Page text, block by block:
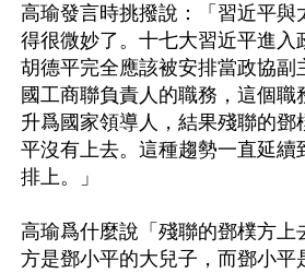
高瑜發言時挑撥說：「習近平與
得很微妙了。十七大習近平進入
胡德平完全應該被安排當政協副
國工商聯負責人的職務，這個職
升爲國家領導人，結果殘聯的鄧
平沒有上去。這種趨勢一直延續
排上。」
高瑜爲什麼說「殘聯的鄧樸方上
方是鄧小平的大兒子，而鄧小平